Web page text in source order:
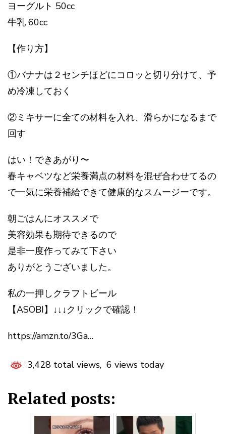
ヨーグルト 50cc
牛乳 60cc
【作り方】
①バナナは２センチほどにコロッと切り分けて、予
め冷凍しておく
②ミキサーに全ての材料を入れ、滑らかになるまで
回す
はい！できあがり〜
春キャベツなど栄養満点の材料を混ぜ合わせてるの
で一気に栄養補給できて健康的なスムージーです。
朝ごはんにオススメで
美容効果も期待できるので
是非一度作ってみて下さい
ありがとうございました。
私の一押しクラフトビール
【ASOBI】↓↓↓クリックで確認！
https://amzn.to/3Ga…
3,428 total views, 6 views today
Related posts: